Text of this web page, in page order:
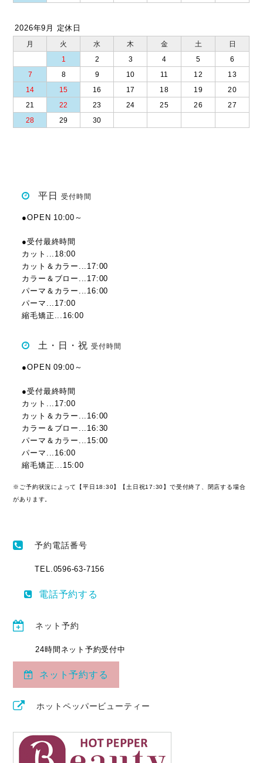
2026年9月 定休日
月 火 水 木 金 土
日
1
2 3 4 5
6
7
8 9 10 11 12
13
14
15 16 17 18 19
20
21
22 23 24 25 26
27
28
29 30
平日受付時間
●OPEN 10:00～
●受付最終時間
カット...18:00
カット＆カラー...17:00
カラー＆ブロー...17:00
パーマ＆カラー...16:00
パーマ...17:00
縮毛矯正...16:00
土・日・祝受付時間
●OPEN 09:00～
●受付最終時間
カット...17:00
カット＆カラー...16:00
カラー＆ブロー...16:30
パーマ＆カラー...15:00
パーマ...16:00
縮毛矯正...15:00
※ご予約状況によって【平日18:30】【土日祝17:30】で受付終了、閉店する場合
があります。
予約電話番号
TEL.0596-63-7156
電話予約する
ネット予約
24時間ネット予約受付中
ネット予約する
ホットペッパービューティー